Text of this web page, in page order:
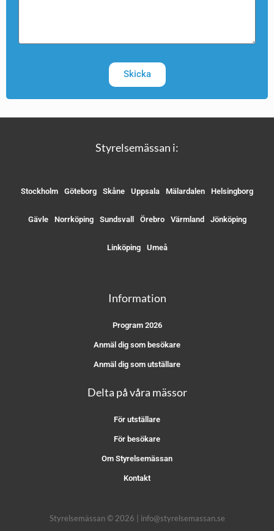
Skicka
Styrelsemässan i:
Stockholm Göteborg Skåne Uppsala Mälardalen Helsingborg
Gävle Norrköping Sundsvall Örebro Värmland Jönköping
Linköping Umeå
Information
Program 2026
Anmäl dig som besökare
Anmäl dig som utställare
Delta på våra mässor
För utställare
För besökare
Om Styrelsemässan
Kontakt
Styrelsemässan © 2026 | info@styrelsemassan.se